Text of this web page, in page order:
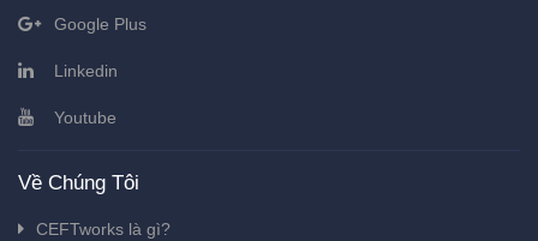
Google Plus
Linkedin
Youtube
Về Chúng Tôi
CEFTworks là gì?